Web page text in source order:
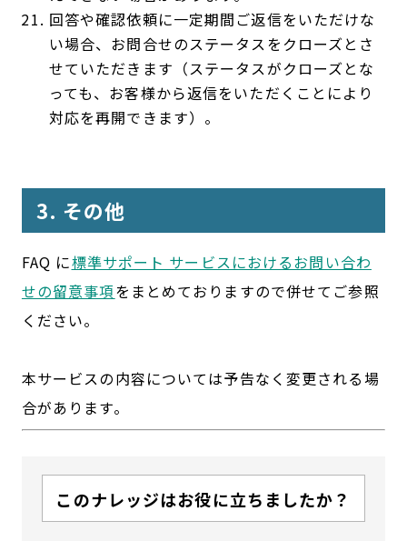
回答や確認依頼に一定期間ご返信をいただけな
い場合、お問合せのステータスをクローズとさ
せていただきます（ステータスがクローズとな
っても、お客様から返信をいただくことにより
対応を再開できます）。
3. その他
FAQ に標準サポート サービスにおけるお問い合わ
せの留意事項をまとめておりますので併せてご参照
ください。
本サービスの内容については予告なく変更される場
合があります。
このナレッジはお役に立ちましたか？